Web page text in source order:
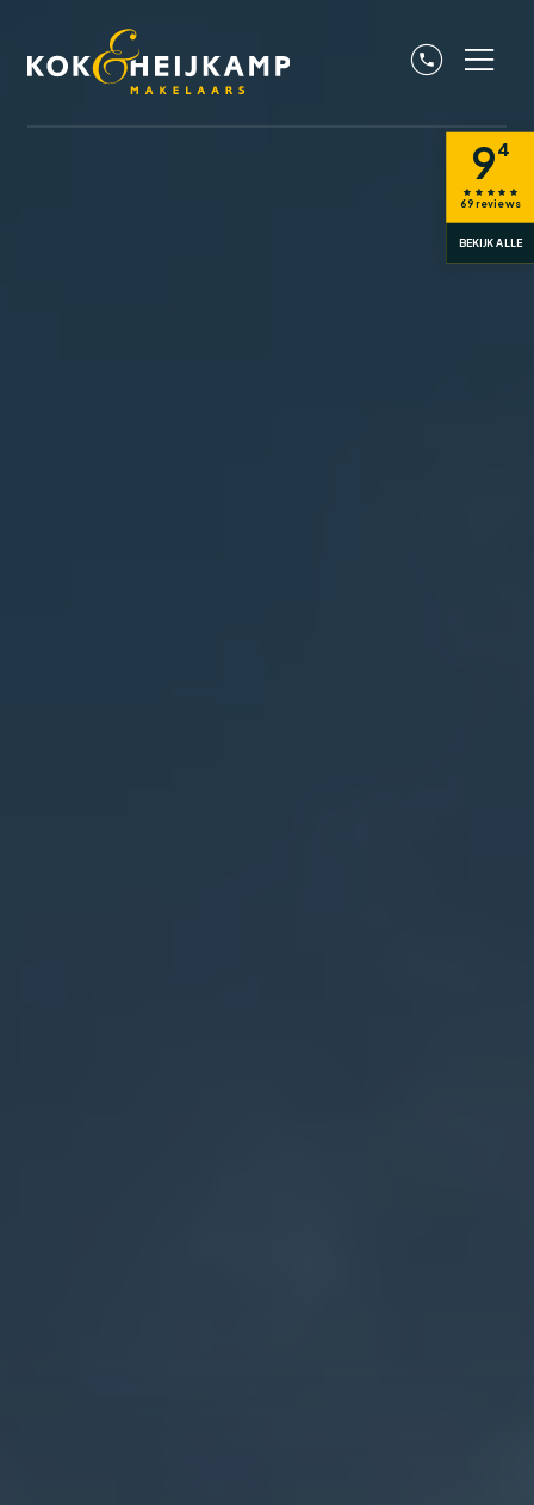
94
69reviews
BEKIJK ALLE